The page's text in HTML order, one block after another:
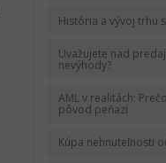
História a vývoj trhu
Uvažujete nad
nevýhody?
AML v realitách:
pôvod peňazí
Kúpa nehnuteľnosti